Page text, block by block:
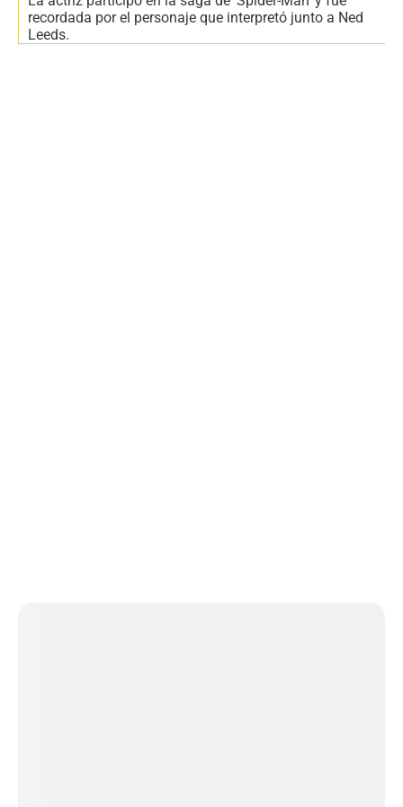
recordada por el personaje que interpretó junto a Ned
Leeds.